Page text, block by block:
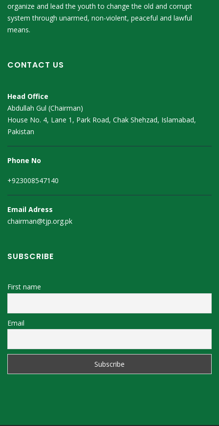
organize and lead the youth to change the old and corrupt
system through unarmed, non-violent, peaceful and lawful
means.
CONTACT US
Head Office
Abdullah Gul (Chairman)
House No. 4, Lane 1, Park Road, Chak Shehzad, Islamabad,
Pakistan
Phone No
+923008547140
Email Adress
chairman@tjp.org.pk
SUBSCRIBE
First name
Email